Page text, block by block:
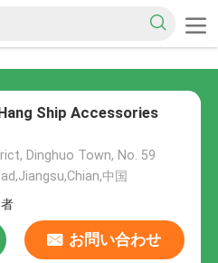
Ship Accessories
Dinghuo Town, No. 59
中国
お問い合わせ